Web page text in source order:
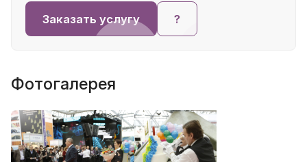
Заказать услугу ?
Фотогалерея